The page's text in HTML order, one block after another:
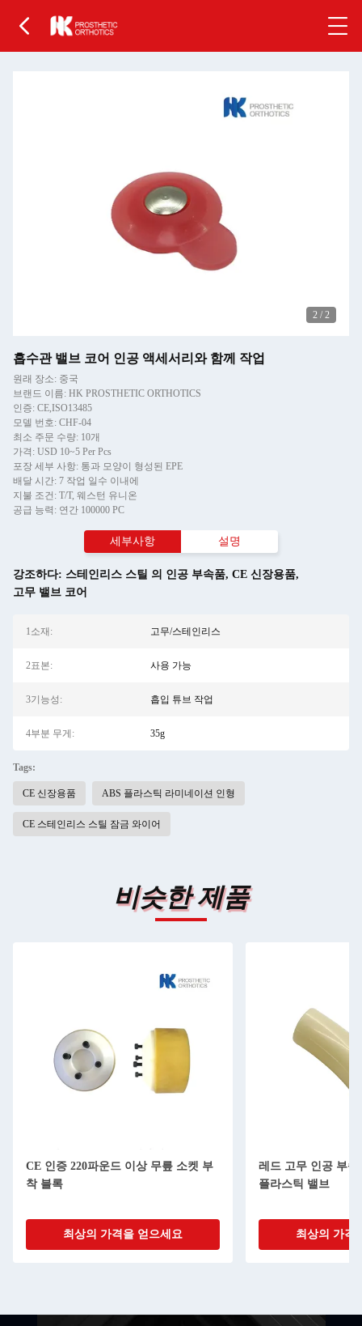
2 / 2
흡수관 밸브 코어 인공 액세서리와 함께 작업
원래 장소: 중국
브랜드 이름: HK PROSTHETIC ORTHOTICS
인증: CE,ISO13485
모델 번호: CHF-04
최소 주문 수량: 10개
가격: USD 10~5 Per Pcs
포장 세부 사항: 통과 모양이 형성된 EPE
배달 시간: 7 작업 일수 이내에
지불 조건: T/T, 웨스턴 유니온
공급 능력: 연간 100000 PC
세부사항 설명
강조하다: 스테인리스 스틸 의 인공 부속품, CE 신장용품,
고무 밸브 코어
1소재: 고무/스테인리스
2표본: 사용 가능
3기능성: 흡입 튜브 작업
4부분 무게: 35g
Tags:
CE 신장용품 ABS 플라스틱 라미네이션 인형
CE 스테인리스 스틸 잠금 와이어
비슷한 제품
CE 인증 220파운드 이상 무릎 소켓 부
착 블록
최상의 가격을 얻으세요
레드 고무 인공 부
플라스틱 밸브
최상의 가격